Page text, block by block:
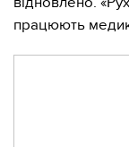
працюють